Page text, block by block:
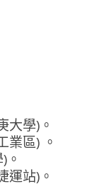
大學)。
業區) 。
運站)。